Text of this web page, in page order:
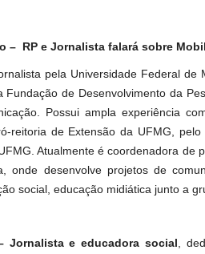
– RP e Jornalista falará sobre
pela Universidade Federal
Fundação de Desenvolvimento da
Possui ampla experiência
reitoria de Extensão da UFMG,
Atualmente é coordenadora de
onde desenvolve projetos de
social, educação midiática junto a
Jornalista e educadora social ,